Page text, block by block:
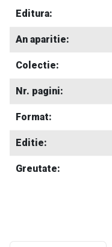
Editura:
An aparitie:
Colectie:
Nr. pagini:
Format:
Editie:
Greutate: